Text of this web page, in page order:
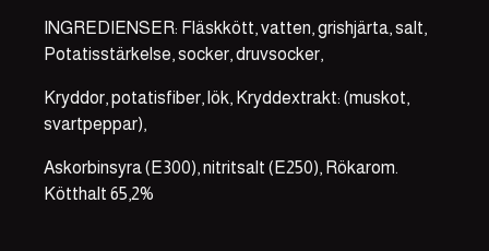
INGREDIENSER: Fläskkött, vatten, grishjärta, salt,
Potatisstärkelse, socker, druvsocker,
Kryddor, potatisfiber, lök, Kryddextrakt: (muskot,
svartpeppar),
Askorbinsyra (E300), nitritsalt (E250), Rökarom.
Kötthalt 65,2%